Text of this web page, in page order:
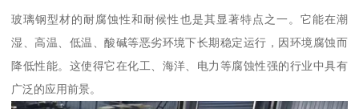
玻璃钢型材的耐腐蚀性和耐候性也是其显著特点之一。它能在潮
湿、高温、低温、酸碱等恶劣环境下长期稳定运行，因环境腐蚀而
降低性能。这使得它在化工、海洋、电力等腐蚀性强的行业中具有
广泛的应用前景。